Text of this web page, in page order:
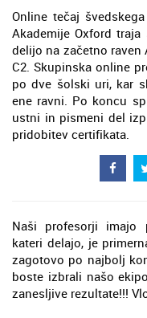
Online tečaj
Akademije Oxford
delijo na začetno raven
C2. Skupinska online
po dve šolski uri, kar
ene ravni. Po koncu
ustni in pismeni del
pridobitev certifikata.
Naši profesorji imajo
kateri delajo, je
zagotovo po najbolj
boste izbrali našo
zanesljive rezultate!!!